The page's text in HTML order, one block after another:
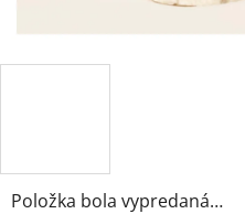
Položka bola vypredaná…